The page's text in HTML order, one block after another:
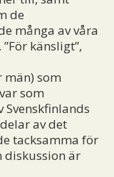
de
många av våra
känsligt”,
män) som
som
av det
tacksamma för
diskussion är